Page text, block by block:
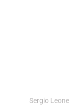
Sergio Leone